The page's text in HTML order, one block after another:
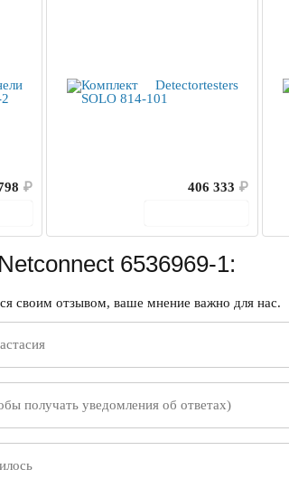
₽
406 333 ₽
6536969-1:
своим отзывом, ваше мнение важно для нас.